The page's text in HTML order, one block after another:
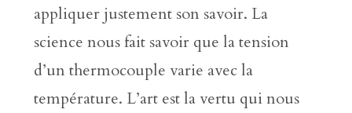
appliquer justement son savoir. La
science nous fait savoir que la tension
d’un thermocouple varie avec la
température. L’art est la vertu qui nous